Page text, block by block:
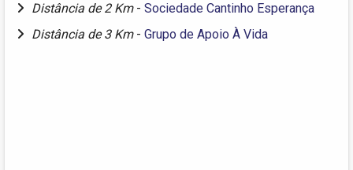
Distância de 2 Km - Sociedade Cantinho Esperança
Distância de 3 Km - Grupo de Apoio À Vida